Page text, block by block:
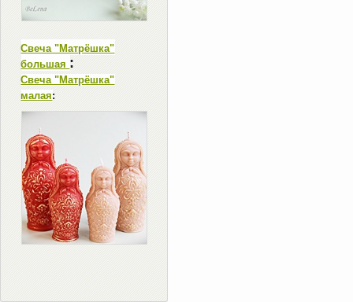
Свеча "Матрёшка"
большая :
Свеча "Матрёшка"
малая: